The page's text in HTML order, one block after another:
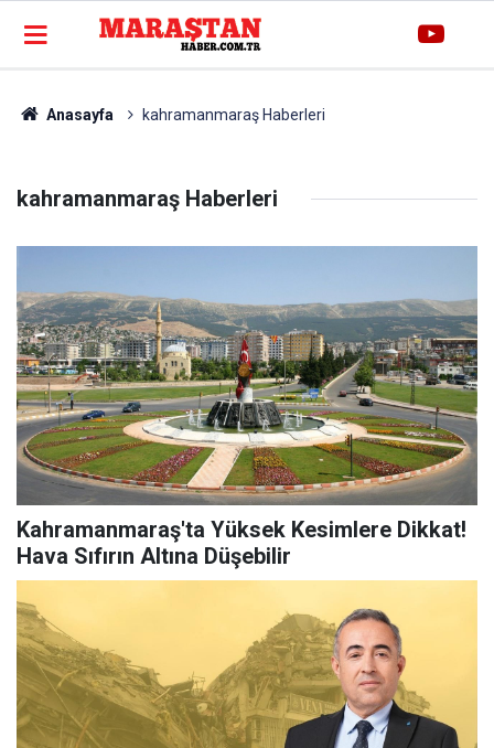
Anasayfa kahramanmaraş Haberleri
kahramanmaraş Haberleri
Kahramanmaraş'ta Yüksek Kesimlere Dikkat!
Hava Sıfırın Altına Düşebilir